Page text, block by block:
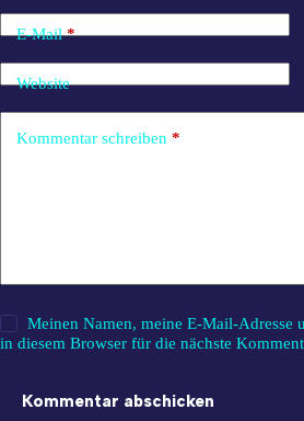
E-Mail*
Website
Kommentar schreiben *
Meinen Namen, meine E-Mail-Adresse
in diesem Browser für die nächste
Kommentar abschicken